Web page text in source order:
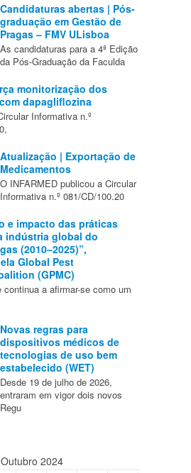
Candidaturas abertas | Pós-
graduação em Gestão de
Pragas – FMV ULisboa
As candidaturas para a 4ª Edição
da Pós-Graduação da Faculda
monitorização dos
dapagliflozina
Informativa n.º
Atualização | Exportação de
Medicamentos
O INFARMED publicou a Circular
Informativa n.º 081/CD/100.20
e impacto das práticas
indústria global do
(2010–2025)”,
Global Pest
(GPMC)
a afirmar-se como um
Novas regras para
dispositivos médicos de
tecnologias de uso bem
estabelecido (WET)
Desde 19 de julho de 2026,
entraram em vigor dois novos
Regu
Outubro 2024